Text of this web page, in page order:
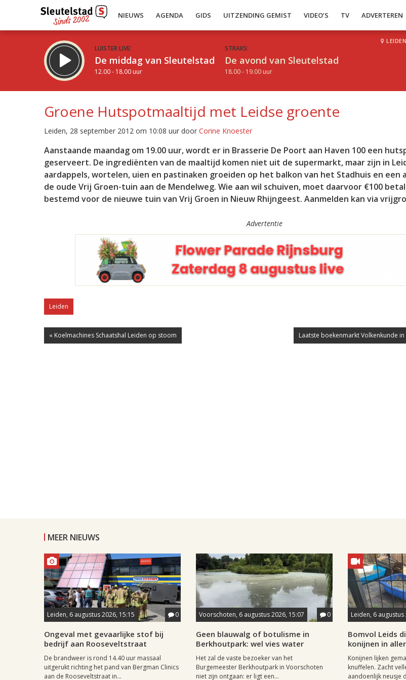
NIEUWS AGENDA GIDS UITZENDING GEMIST VIDEO’S TV ADVERTEREN
LUISTER LIVE:
De middag van Sleutelstad
12.00 - 18.00 uur
STRAKS:
De avond van Sleutelstad
18.00 - 19.00 uur
LEIDEN
Groene Hutspotmaaltijd met Leidse groente
Leiden, 28 september 2012 om 10:08 uur door Corine Knoester
Aanstaande maandag om 19.00 uur, wordt er in Brasserie De Poort aan Haven 100 een
geserveert. De ingrediënten van de maaltijd komen niet uit de supermarkt, maar zijn in
aardappels, wortelen, uien en pastinaken groeiden op het balkon van het Stadhuis en een
de oude Vrij Groen-tuin aan de Mendelweg. Wie aan wil schuiven, moet daarvoor €100
bestemd voor de nieuwe tuin van Vrij Groen in Nieuw Rhijngeest. Aanmelden kan via
Advertentie
Leiden
« Koelmachines Schaatshal Leiden op stoom Laatste boekenmarkt Volkenkunde
MEER NIEUWS
Leiden, 6 augustus 2026, 15:15 0
Ongeval met gevaarlijke stof bij
bedrijf aan Rooseveltstraat
De brandweer is rond 14.40 uur massaal
uitgerukt richting het pand van Bergman Clinics
aan de Rooseveltstraat in...
Voorschoten, 6 augustus 2026, 15:07 0
Geen blauwalg of botulisme in
Berkhoutpark: wel vies water
Het zal de vaste bezoeker van het
Burgemeester Berkhoutpark in Voorschoten
niet zijn ontgaan: er ligt een...
Leiden, 6 augustus
Bomvol Leids
konijnen in
Konijnen lijken
knuffelen. Zacht
aandoenlijk neusje